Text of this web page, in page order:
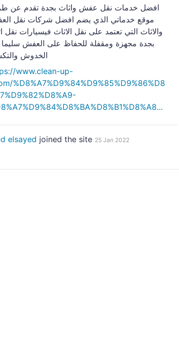
افضل خدمات نقل عفش واثاث بجدة تقدم عن
موقع خدماتي الذي يضم افضل شركات نقل
والاثاث التي تعتمد على نقل الاثاث فيسيارات نقل
بجدة مجهزة ومقفلة للحفاظ على العفش
الخدوش
www.clean-up-
%D8%A7%D9%84%D9%85%D9%86%D8
elsayed joined the site 25 Jan 2022